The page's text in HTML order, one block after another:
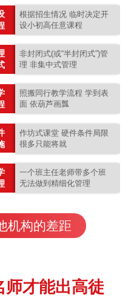
根据招生情况 临时决定开
设小初高任意课程
非封闭式(或“半封闭式”)管
理 非集中式管理
照搬同行教学流程 学到表
面 依葫芦画瓢
作坊式课堂 硬件条件局限
很多只能将就
一个班主任老师带多个班
无法做到精细化管理
机构的差距
师才能出高徒